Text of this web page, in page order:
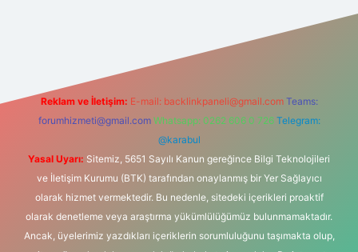
Reklam ve İletişim: E-mail: backlinkpaneli@gmail.com Teams:
forumhizmeti@gmail.com Whatsapp: 0262 606 0 726 Telegram:
@karabul
Yasal Uyarı: Sitemiz, 5651 Sayılı Kanun gereğince Bilgi Teknolojileri
ve İletişim Kurumu (BTK) tarafından onaylanmış bir Yer Sağlayıcı
olarak hizmet vermektedir. Bu nedenle, sitedeki içerikleri proaktif
olarak denetleme veya araştırma yükümlülüğümüz bulunmamaktadır.
Ancak, üyelerimiz yazdıkları içeriklerin sorumluluğunu taşımakta olup,